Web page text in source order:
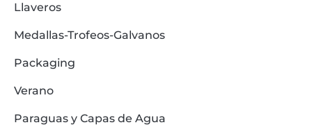
Llaveros
Medallas-Trofeos-Galvanos
Packaging
Verano
Paraguas y Capas de Agua